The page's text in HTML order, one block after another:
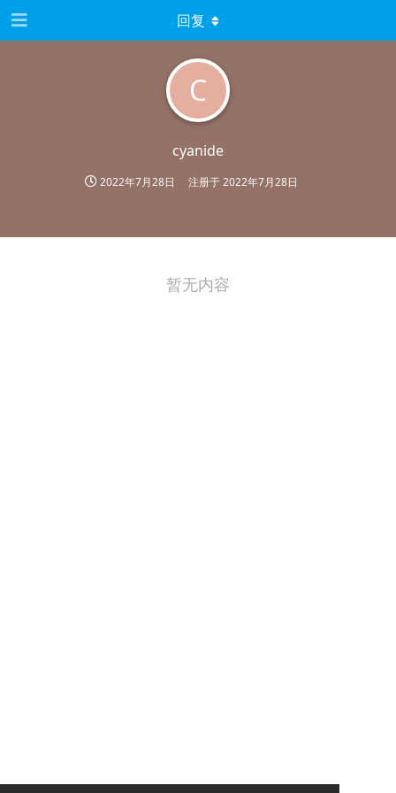
C
cyanide
2022年7月28日 注册于2022年7月28日
回复
暂无内容